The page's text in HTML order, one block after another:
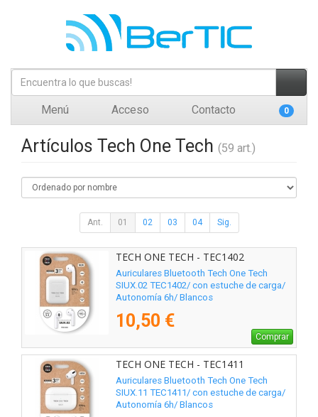
Menú Acceso Contacto 0
Artículos Tech One Tech (59 art.)
Ant. 01 02 03 04 Sig.
TECH ONE TECH - TEC1402
Auriculares Bluetooth Tech One Tech
SIUX.02 TEC1402/ con estuche de carga/
Autonomía 6h/ Blancos
10,50 €
Comprar
TECH ONE TECH - TEC1411
Auriculares Bluetooth Tech One Tech
SIUX.11 TEC1411/ con estuche de carga/
Autonomía 6h/ Blancos